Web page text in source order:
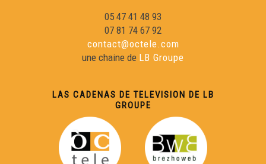
05 47 41 48 93
07 81 74 67 92
contact@octele.com
une chaine de LB Groupe
LAS CADENAS DE TELEVISION DE LB
GROUPE